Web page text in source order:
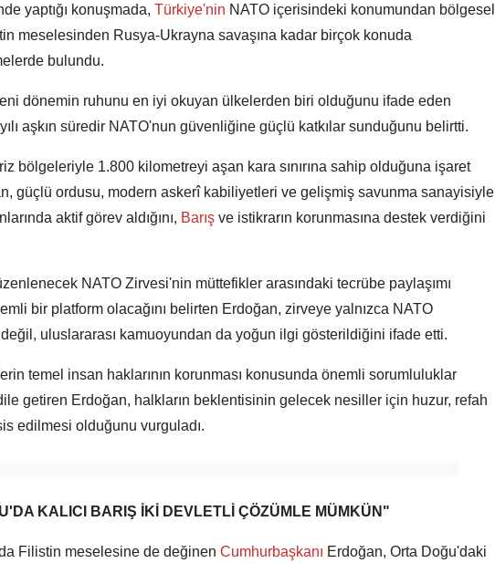
yaptığı konuşmada, Türkiye'nin NATO içerisindeki konumundan bölgesel
meselesinden Rusya-Ukrayna savaşına kadar birçok konuda
bulundu.
dönemin ruhunu en iyi okuyan ülkelerden biri olduğunu ifade eden
aşkın süredir NATO'nun güvenliğine güçlü katkılar sunduğunu belirtti.
bölgeleriyle 1.800 kilometreyi aşan kara sınırına sahip olduğuna işaret
güçlü ordusu, modern askerî kabiliyetleri ve gelişmiş savunma sanayisiyle
aktif görev aldığını, Barış ve istikrarın korunmasına destek verdiğini
NATO Zirvesi'nin müttefikler arasındaki tecrübe paylaşımı
bir platform olacağını belirten Erdoğan, zirveye yalnızca NATO
uluslararası kamuoyundan da yoğun ilgi gösterildiğini ifade etti.
temel insan haklarının korunması konusunda önemli sorumluluklar
getiren Erdoğan, halkların beklentisinin gelecek nesiller için huzur, refah
edilmesi olduğunu vurguladı.
KALICI BARIŞ İKİ DEVLETLİ ÇÖZÜMLE MÜMKÜN"
Filistin meselesine de değinen Cumhurbaşkanı Erdoğan, Orta Doğu'daki